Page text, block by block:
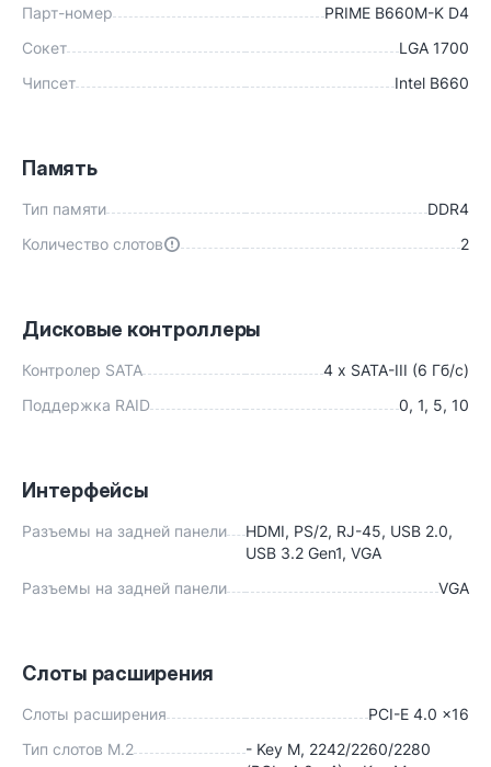
Парт-номер
PRIME B660M-K D4
Сокет
LGA 1700
Чипсет
Intel B660
Память
Тип памяти
DDR4
Количество слотов
2
Дисковые контроллеры
Контролер SATA
4 x SATA-III (6 Гб/с)
Поддержка RAID
0, 1, 5, 10
Интерфейсы
Разъемы на задней панели
HDMI, PS/2, RJ-45, USB 2.0,
USB 3.2 Gen1, VGA
Разъемы на задней панели
VGA
Слоты расширения
Слоты расширения
PCI-E 4.0 x16
Тип слотов M.2
- Key M, 2242/2260/2280